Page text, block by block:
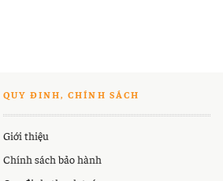
QUY ĐINH, CHÍNH SÁCH
Giới thiệu
Chính sách bảo hành